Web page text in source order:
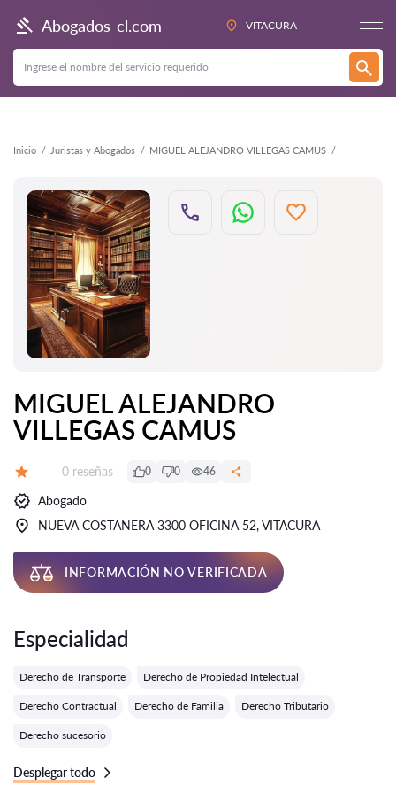
Abogados-cl.com VITACURA
Inicio Juristas y Abogados MIGUEL ALEJANDRO VILLEGAS CAMUS
Atrás
MIGUEL ALEJANDRO
VILLEGAS CAMUS
Número de reseñas:
0 reseñas 0 0 46
Abogado
NUEVA COSTANERA 3300 OFICINA 52, VITACURA
INFORMACIÓN NO VERIFICADA
Especialidad
Derecho de Transporte Derecho de Propiedad Intelectual
Derecho Contractual Derecho de Familia Derecho Tributario
Derecho sucesorio
Desplegar todo